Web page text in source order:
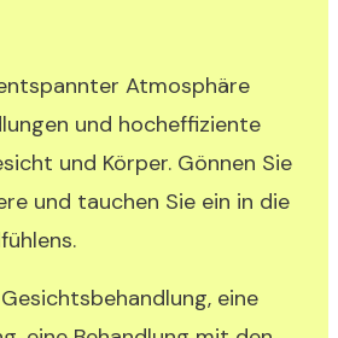
Atmosphäre
und hocheffiziente
und Körper. Gönnen Sie
und tauchen Sie ein in die
eine